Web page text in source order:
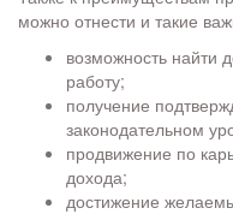
можно отнести и такие
возможность найти
работу;
получение
законодательном
продвижение по
дохода;
достижение